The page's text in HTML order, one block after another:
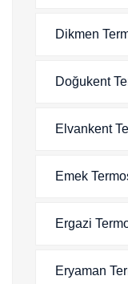
Dikmen
Doğukent
Elvankent
Emek
Ergazi
Eryaman